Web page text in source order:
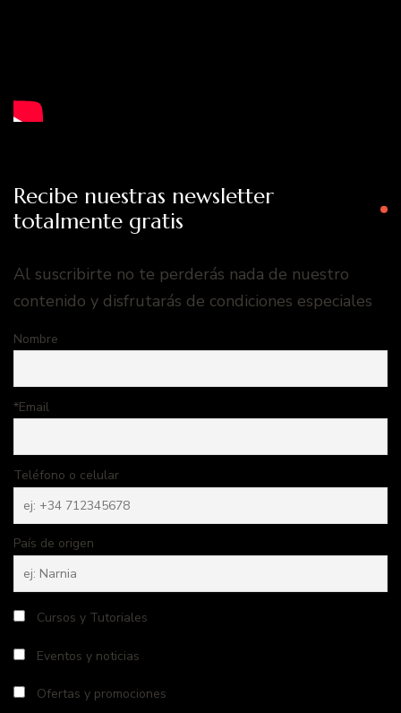
Recibe nuestras newsletter
totalmente gratis
Al suscribirte no te perderás nada de nuestro
contenido y disfrutarás de condiciones especiales
Nombre
*Email
Teléfono o celular
País de origen
Cursos y Tutoriales
Eventos y noticias
Ofertas y promociones